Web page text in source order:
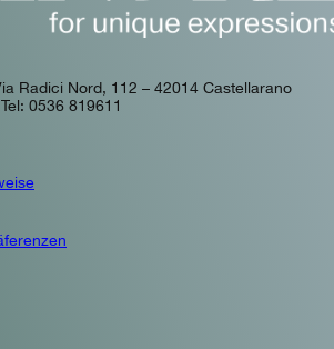
Radici Nord, 112 – 42014 Castellarano
0536 819611